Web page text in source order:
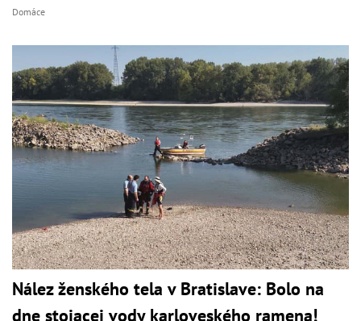
Domáce
Nález ženského tela v Bratislave: Bolo na
dne stojacej vody karloveského ramena!